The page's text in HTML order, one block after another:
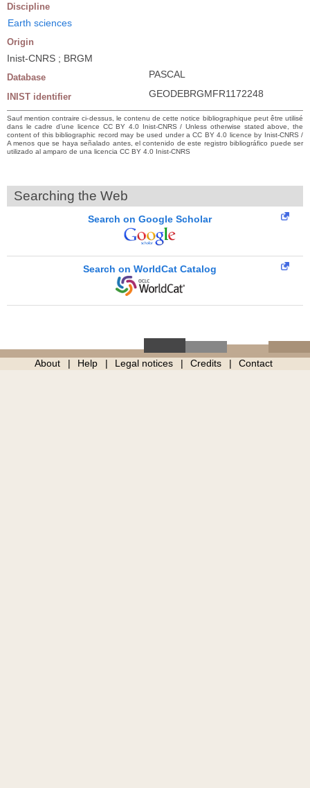
Discipline
Earth sciences
Origin
Inist-CNRS ; BRGM
Database PASCAL
INIST identifier GEODEBRGMFR1172248
Sauf mention contraire ci-dessus, le contenu de cette notice bibliographique peut être utilisé
dans le cadre d’une licence CC BY 4.0 Inist-CNRS / Unless otherwise stated above, the
content of this bibliographic record may be used under a CC BY 4.0 licence by Inist-CNRS /
A menos que se haya señalado antes, el contenido de este registro bibliográfico puede ser
utilizado al amparo de una licencia CC BY 4.0 Inist-CNRS
Searching the Web
Search on Google Scholar
Search on WorldCat Catalog
About Help Legal notices Credits Contact